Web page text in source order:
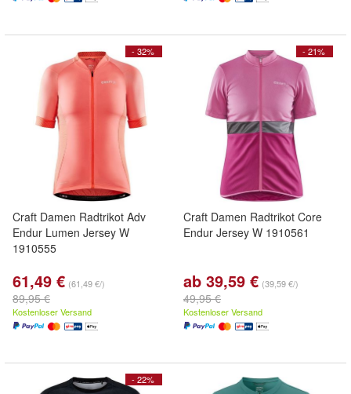
- 32%
Craft Damen Radtrikot Adv
Endur Lumen Jersey W
1910555
61,49 € (61,49 €/)
89,95 €
Kostenloser Versand
- 21%
Craft Damen Radtrikot Core
Endur Jersey W 1910561
ab 39,59 € (39,59 €/)
49,95 €
Kostenloser Versand
- 22%